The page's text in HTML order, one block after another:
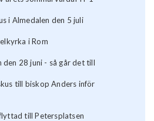
i Almedalen den 5 juli
i Rom
den 28 juni - så går det till
till biskop Anders inför
till Petersplatsen